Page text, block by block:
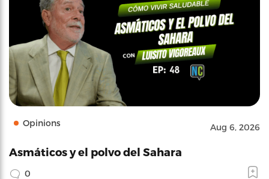
Opinions Aug 6, 2026
Asmáticos y el polvo del Sahara
0